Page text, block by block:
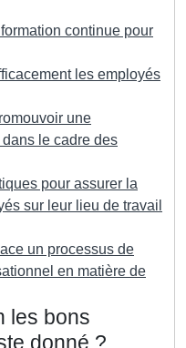
continue pour
les employés
une
le cadre des
pour assurer la
sur leur lieu de travail
un processus de
en matière de
les bons
donné ?